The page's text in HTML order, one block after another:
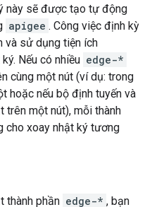
này sẽ được tạo tự động
apigee . Công việc định kỳ
và sử dụng tiện ích
Nếu có nhiều edge-*
cùng một nút (ví dụ: trong
hoặc nếu bộ định tuyến và
một nút), mỗi thành
cho xoay nhật ký tương
thành phần edge-* , bạn